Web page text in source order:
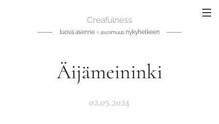
Creafulness
luova asenne ~ avoimuusnykyhetkeen
Äijämeininki
02.05.2024